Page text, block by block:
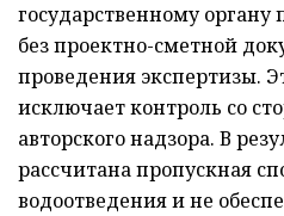
государственному органу
без проектно-сметной
проведения экспертизы.
исключает контроль со
авторского надзора. В
рассчитана пропускная
водоотведения и не